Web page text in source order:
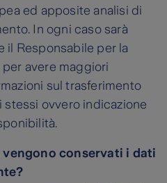
ed apposite analisi di
In ogni caso sarà
il Responsabile per la
avere maggiori
sul trasferimento
stessi ovvero indicazione
vengono conservati i dati